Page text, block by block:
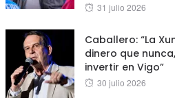
Posted
31 julio 2026
Caballero: “La
dinero que
invertir en Vigo”
Posted
30 julio 2026